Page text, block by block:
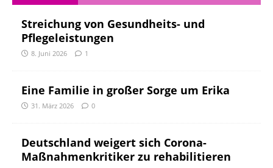
Streichung von Gesundheits- und
Pflegeleistungen
8. Juni 2026 1
Eine Familie in großer Sorge um Erika
31. März 2026 0
Deutschland weigert sich Corona-
Maßnahmenkritiker zu rehabilitieren